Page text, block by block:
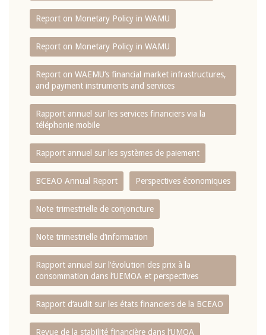
Report on Monetary Policy in WAMU
Report on Monetary Policy in WAMU
Report on WAEMU’s financial market infrastructures,
and payment instruments and services
Rapport annuel sur les services financiers via la
téléphonie mobile
Rapport annuel sur les systèmes de paiement
BCEAO Annual Report Perspectives économiques
Note trimestrielle de conjoncture
Note trimestrielle d‘information
Rapport annuel sur l‘évolution des prix à la
consommation dans l‘UEMOA et perspectives
Rapport d‘audit sur les états financiers de la BCEAO
Revue de la stabilité financière dans l‘UMOA